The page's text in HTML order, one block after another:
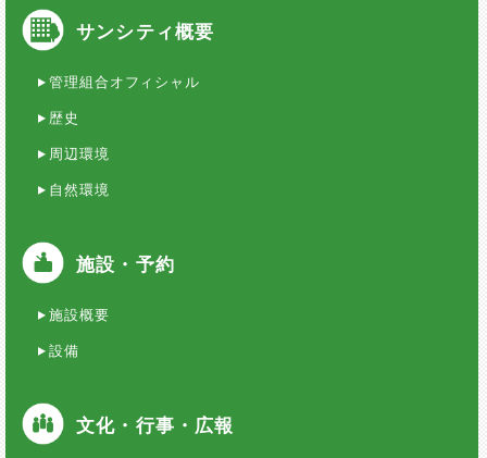
サンシティ概要
管理組合オフィシャル
歴史
周辺環境
自然環境
施設・予約
施設概要
設備
文化・行事・広報